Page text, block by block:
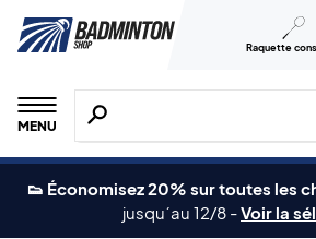
Raquette
MENU
Recherche de produits, de
👟 Économisez 20% sur toutes les
jusqu´au 12/8 -Voir la